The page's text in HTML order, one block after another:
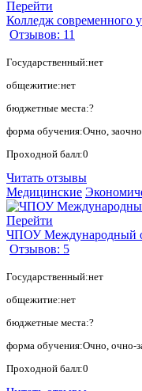
Перейти
Колледж современного
Отзывов: 11
Государственный:нет
общежитие:нет
бюджетные места:?
форма обучения:Очно,
Проходной балл:0
Читать отзывы
Медицинские
Перейти
ЧПОУ Международный
Отзывов: 5
Государственный:нет
общежитие:нет
бюджетные места:?
форма обучения:Очно, очно-
Проходной балл:0